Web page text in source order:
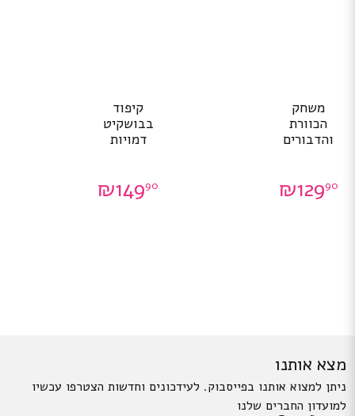
משחק
הכוורת
והדבורים
₪12990
קיפוד
בבושקיט
דמויות
₪14990
מצא אותנו
ניתן למצוא אותנו בפייסבוק. לעידכונים וחדשות הצטרפו עכשיו
למועדון החברים שלנו